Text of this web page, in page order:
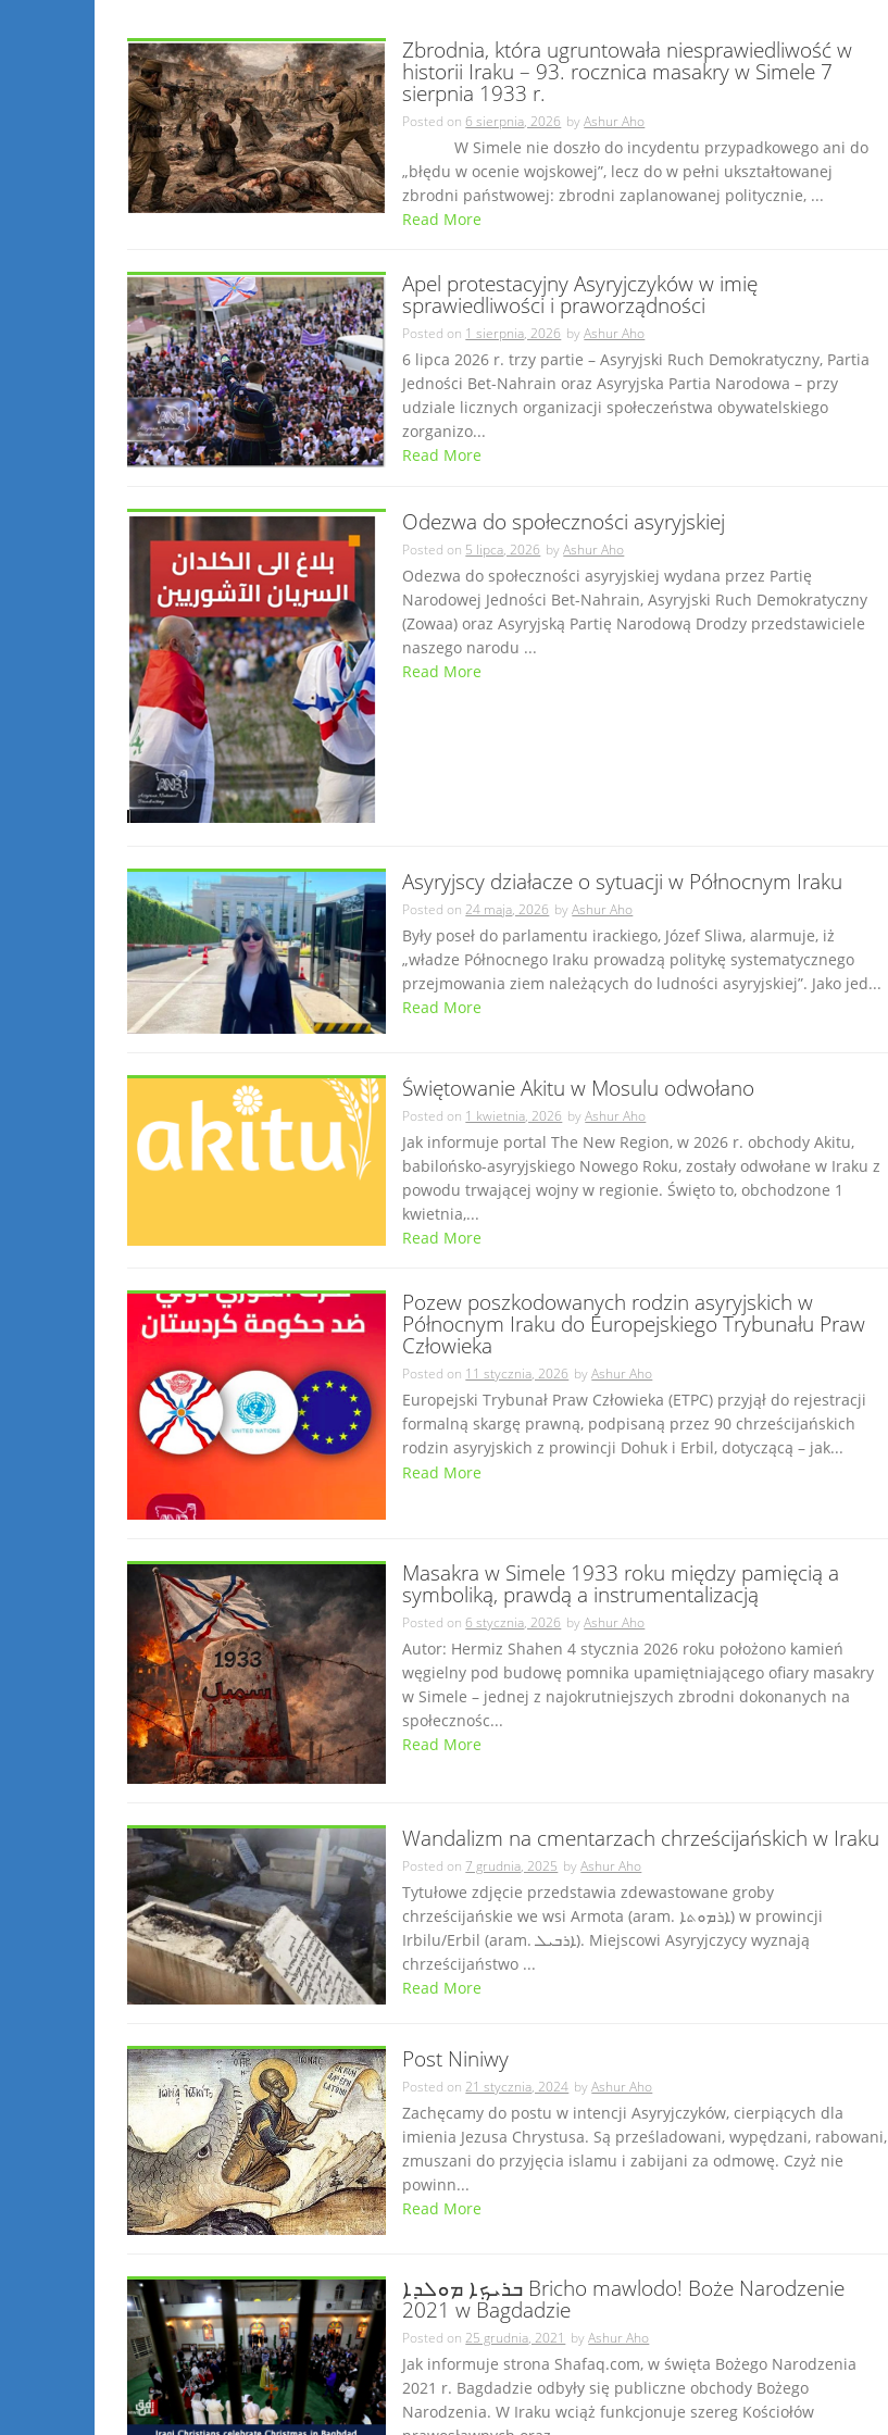
Zbrodnia, która ugruntowała niesprawiedliwość w
historii Iraku – 93. rocznica masakry w Simele 7
sierpnia 1933 r.
Posted on 6 sierpnia, 2026 byAshur Aho
W Simele nie doszło do incydentu przypadkowego ani do
„błędu w ocenie wojskowej”, lecz do w pełni ukształtowanej
zbrodni państwowej: zbrodni zaplanowanej politycznie, ...
Read More
Apel protestacyjny Asyryjczyków w imię
sprawiedliwości i praworządności
Posted on 1 sierpnia, 2026 byAshur Aho
6 lipca 2026 r. trzy partie – Asyryjski Ruch Demokratyczny, Partia
Jedności Bet-Nahrain oraz Asyryjska Partia Narodowa – przy
udziale licznych organizacji społeczeństwa obywatelskiego
zorganizo...
Read More
Odezwa do społeczności asyryjskiej
Posted on 5 lipca, 2026 byAshur Aho
Odezwa do społeczności asyryjskiej wydana przez Partię
Narodowej Jedności Bet-Nahrain, Asyryjski Ruch Demokratyczny
(Zowaa) oraz Asyryjską Partię Narodową Drodzy przedstawiciele
naszego narodu ...
Read More
Asyryjscy działacze o sytuacji w Północnym Iraku
Posted on24 maja, 2026 byAshur Aho
Były poseł do parlamentu irackiego, Józef Sliwa, alarmuje, iż
„władze Północnego Iraku prowadzą politykę systematycznego
przejmowania ziem należących do ludności asyryjskiej”. Jako jed...
Read More
Świętowanie Akitu w Mosulu odwołano
Posted on 1 kwietnia, 2026 byAshur Aho
Jak informuje portal The New Region, w 2026 r. obchody Akitu,
babilońsko-asyryjskiego Nowego Roku, zostały odwołane w Iraku z
powodu trwającej wojny w regionie. Święto to, obchodzone 1
kwietnia,...
Read More
Pozew poszkodowanych rodzin asyryjskich w
Północnym Iraku do Europejskiego Trybunału Praw
Człowieka
Posted on 11 stycznia, 2026 byAshur Aho
Europejski Trybunał Praw Człowieka (ETPC) przyjął do rejestracji
formalną skargę prawną, podpisaną przez 90 chrześcijańskich
rodzin asyryjskich z prowincji Dohuk i Erbil, dotyczącą – jak...
Read More
Masakra w Simele 1933 roku między pamięcią a
symboliką, prawdą a instrumentalizacją
Posted on 6 stycznia, 2026 byAshur Aho
Autor: Hermiz Shahen 4 stycznia 2026 roku położono kamień
węgielny pod budowę pomnika upamiętniającego ofiary masakry
w Simele – jednej z najokrutniejszych zbrodni dokonanych na
społecznośc...
Read More
Wandalizm na cmentarzach chrześcijańskich w Iraku
Posted on 7 grudnia, 2025 byAshur Aho
Tytułowe zdjęcie przedstawia zdewastowane groby
chrześcijańskie we wsi Armota (aram. ܐܪܡܘܬܐ‎) w prowincji
Irbilu/Erbil (aram. ܐܪܒܝܠ). Miejscowi Asyryjczycy wyznają
chrześcijaństwo ...
Read More
Post Niniwy
Posted on21 stycznia, 2024 byAshur Aho
Zachęcamy do postu w intencji Asyryjczyków, cierpiących dla
imienia Jezusa Chrystusa. Są prześladowani, wypędzani, rabowani,
zmuszani do przyjęcia islamu i zabijani za odmowę. Czyż nie
powinn...
Read More
ܒܪܝܟ݂ܐ ܡܘܠܕܐ Bricho mawlodo! Boże Narodzenie
2021 w Bagdadzie
Posted on25 grudnia, 2021 byAshur Aho
Jak informuje strona Shafaq.com, w święta Bożego Narodzenia
2021 r. Bagdadzie odbyły się publiczne obchody Bożego
Narodzenia. W Iraku wciąż funkcjonuje szereg Kościołów